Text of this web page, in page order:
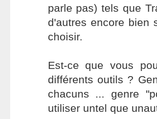
parle pas) tels que
d'autres encore bien
choisir.
Est-ce que vous
différents outils ?
chacuns ... genre
utiliser untel que